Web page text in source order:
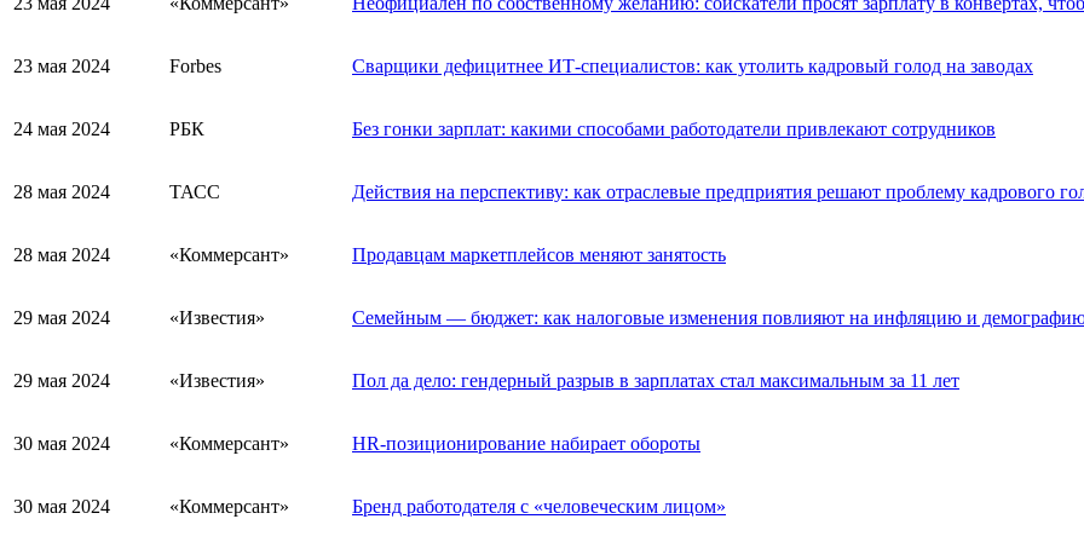
23 мая 2024 Forbes Сварщики дефицитнее ИТ-специалистов: как утолить кадровый голод на заводах
24 мая 2024 РБК Без гонки зарплат: какими способами работодатели привлекают сотрудников
28 мая 2024 ТАСС Действия на перспективу: как отраслевые предприятия решают проблему кадрового
28 мая 2024 «Коммерсант» Продавцам маркетплейсов меняют занятость
29 мая 2024 «Известия» Семейным — бюджет: как налоговые изменения повлияют на инфляцию и
29 мая 2024 «Известия» Пол да дело: гендерный разрыв в зарплатах стал максимальным за 11 лет
30 мая 2024 «Коммерсант» HR-позиционирование набирает обороты
30 мая 2024 «Коммерсант» Бренд работодателя с «человеческим лицом»